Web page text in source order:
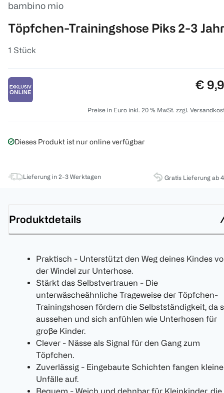
bambino mio
Töpfchen-Trainingshose Piks 2-3
1 Stück
€
Preise in Euro inkl. 20 % MwSt. zzgl.
Dieses Produkt ist nur online verfügbar
Lieferung in 2-3 Werktagen Gratis Lieferung ab
Produktdetails
Praktisch - Unterstützt den Weg deines Kindes
der Windel zur Unterhose.
Stärkt das Selbstvertrauen - Die
unterwäscheähnliche Trageweise der Töpfchen-
Trainingshosen fördern die Selbstständigkeit, da
aussehen und sich anfühlen wie Unterhosen für
große Kinder.
Clever - Nässe als Signal für den Gang zum
Töpfchen.
Zuverlässig - Eingebaute Schichten fangen kleine
Unfälle auf.
Bequem - Weich und dehnbar für Kleinkinder, die